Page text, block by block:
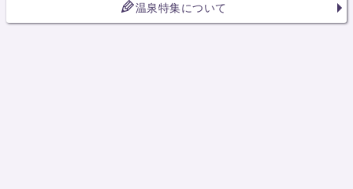
温泉特集について